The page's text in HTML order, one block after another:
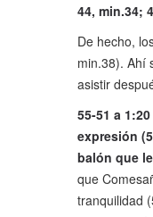
44, min.34;
De hecho,
min.38). Ahí
asistir
55-51 a
expresión
balón que
que
tranquilidad